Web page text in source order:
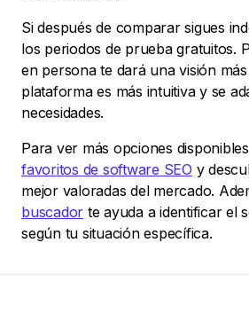
Si después de comparar sigues
los periodos de prueba gratuitos.
en persona te dará una visión
plataforma es más intuitiva y se
necesidades.
Para ver más opciones
favoritos de software SEO y
mejor valoradas del mercado.
buscador te ayuda a identificar el
según tu situación específica.